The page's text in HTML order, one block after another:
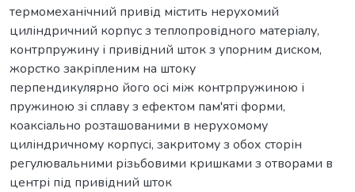
термомеханічний привід містить нерухомий
циліндричний корпус з теплопровідного матеріалу,
контрпружину і привідний шток з упорним диском,
жорстко закріпленим на штоку
перпендикулярно його осі між контрпружиною і
пружиною зі сплаву з ефектом пам'яті форми,
коаксіально розташованими в нерухомому
циліндричному корпусі, закритому з обох сторін
регулювальними різьбовими кришками з отворами в
центрі під привідний шток